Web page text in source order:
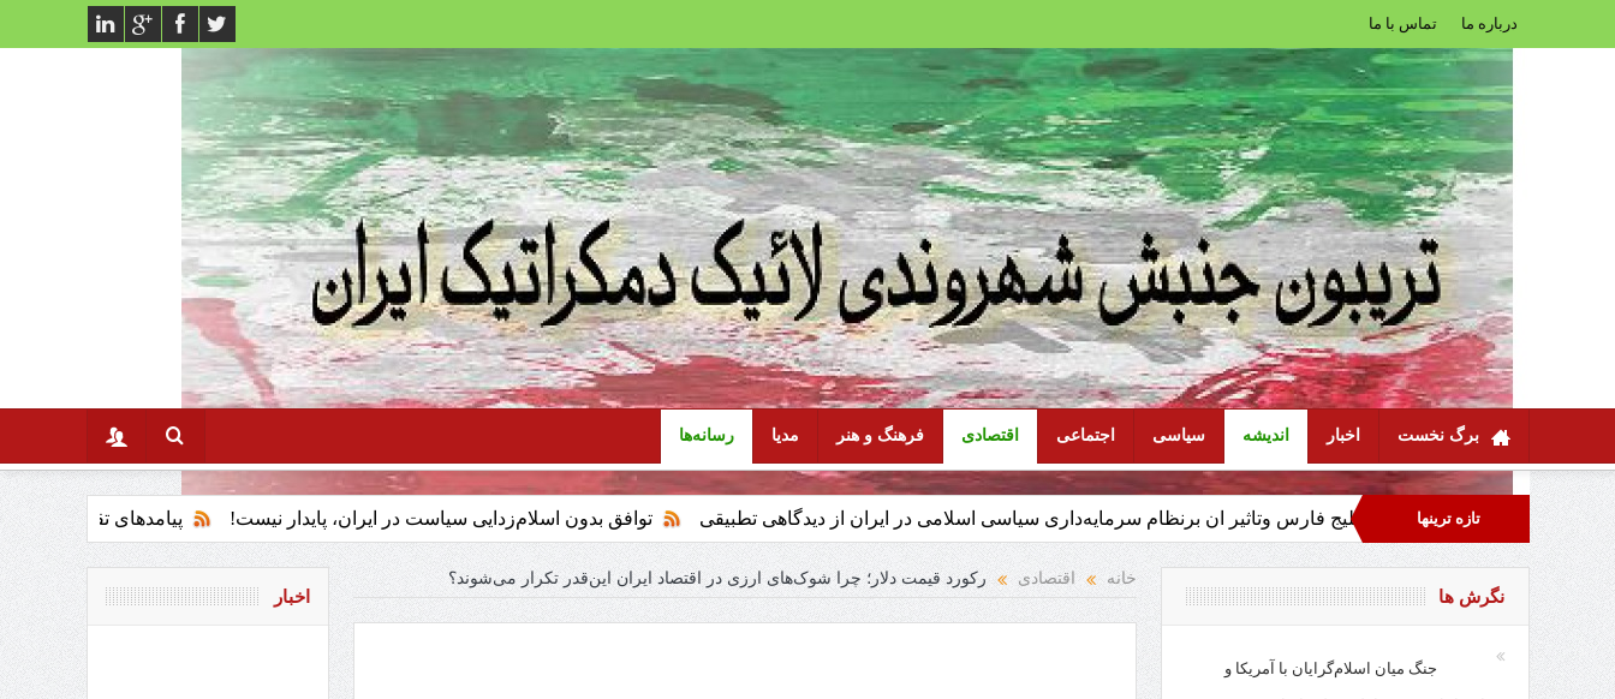
درباره ما تماس با ما
برگ نخست اخبار اندیشه سیاسی اجتماعی اقتصادی فرهنگ و هنر مدیا رسانه‌ها
تازه ترینها
وهابی: جنگ سوم خلیج فارس وتاثیر ان برنظام سرمایه‌داری سیاسی اسلامی در ایران از دیدگاهی تطبیقی توافق بدون اسلام‌زدایی سیاست در ایران، پایدار نیست! پیامدهای تقلیل گوهر مبارزه به
خانه اقتصادی رکورد قیمت دلار؛ چرا شوک‌های ارزی در اقتصاد ایران این‌قدر تکرار می‌شوند؟
اخبار نگرش ها
جنگ میان اسلام‌گرایان با آمریکا و